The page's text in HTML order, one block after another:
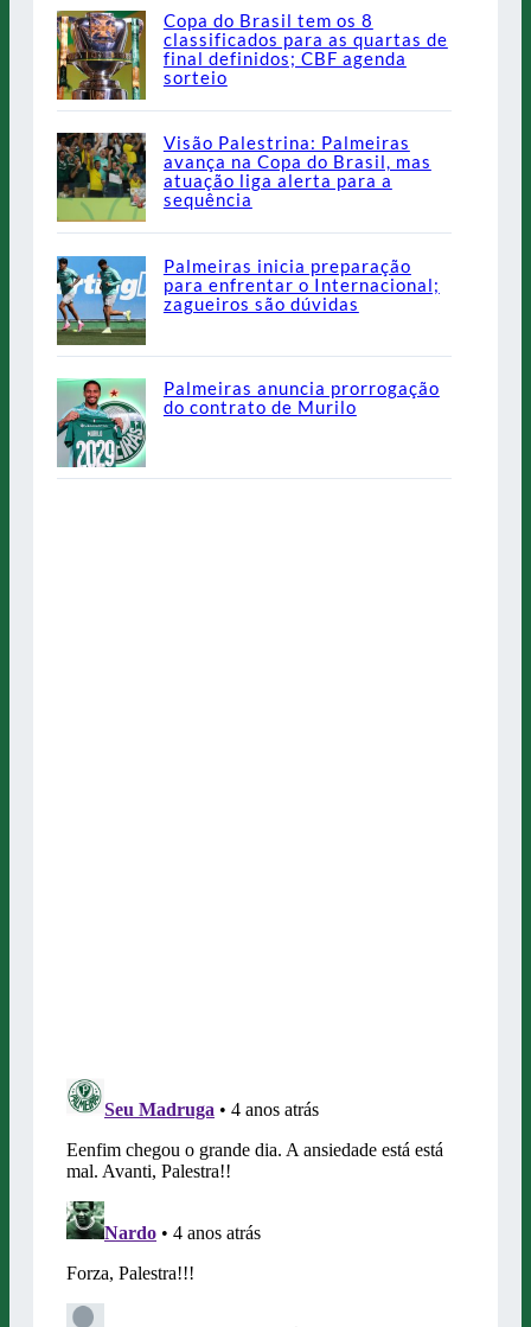
Copa do Brasil tem os 8
classificados para as quartas de
final definidos; CBF agenda
sorteio
Visão Palestrina: Palmeiras
avança na Copa do Brasil, mas
atuação liga alerta para a
sequência
Palmeiras inicia preparação
para enfrentar o Internacional;
zagueiros são dúvidas
Palmeiras anuncia prorrogação
do contrato de Murilo